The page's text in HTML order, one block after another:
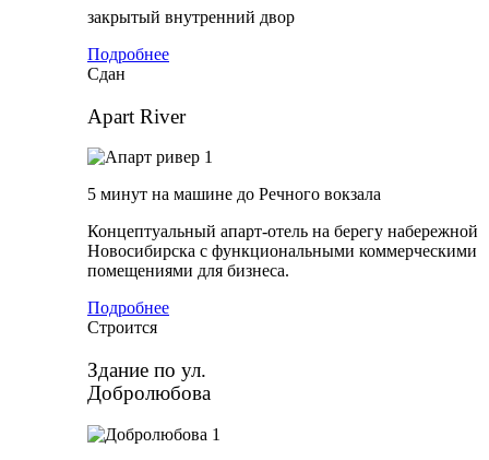
закрытый внутренний двор
Подробнее
Сдан
Apart River
5 минут на машине до Речного вокзала
Концептуальный апарт-отель на берегу набережной
Новосибирска с функциональными коммерческими
помещениями для бизнеса.
Подробнее
Строится
Здание по ул.
Добролюбова